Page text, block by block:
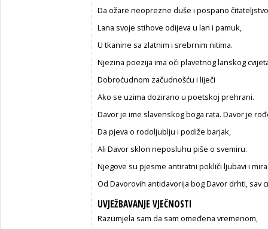
Da ožare neoprezne duše i pospano
Lana svoje stihove odijeva u lan i pamuk,
U tkanine sa zlatnim i srebrnim nitima.
Njezina poezija ima oči plavetnog lanskog
Dobroćudnom začudnošću i liječi
Ako se uzima dozirano u poetskoj prehrani.
Davor je ime slavenskog boga rata. Davor je
Da pjeva o rodoljublju i podiže barjak,
Ali Davor sklon neposluhu piše o svemiru.
Njegove su pjesme antiratni pokliči ljubavi i
Od Davorovih antidavorija bog Davor drhti, sav
UVJEŽBAVANJE VJEČNOSTI
Razumjela sam da sam omeđena vremenom,